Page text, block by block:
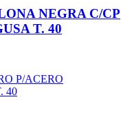
NEGRA C/CP
T. 40